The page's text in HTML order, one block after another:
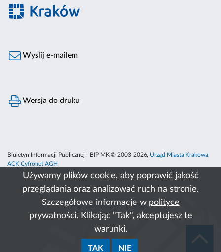
Używamy plików cookie, aby poprawić jakość
przeglądania oraz analizować ruch na stronie.
Szczegółowe informacje w polityce
prywatności. Klikając "Tak", akceptujesz te
warunki.
TAK NIE
Wyślij e-mailem
Wersja do druku
Biuletyn Informacji Publicznej - BIP MK © 2003-2026, Urząd Miasta Krakowa,
ACK Cyfronet AGH